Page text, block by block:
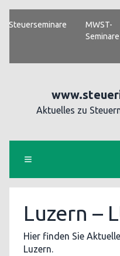
Steuerseminare
MWST-
Seminare
Aktuelles zu
Luzern –
Hier finden Sie
Luzern.